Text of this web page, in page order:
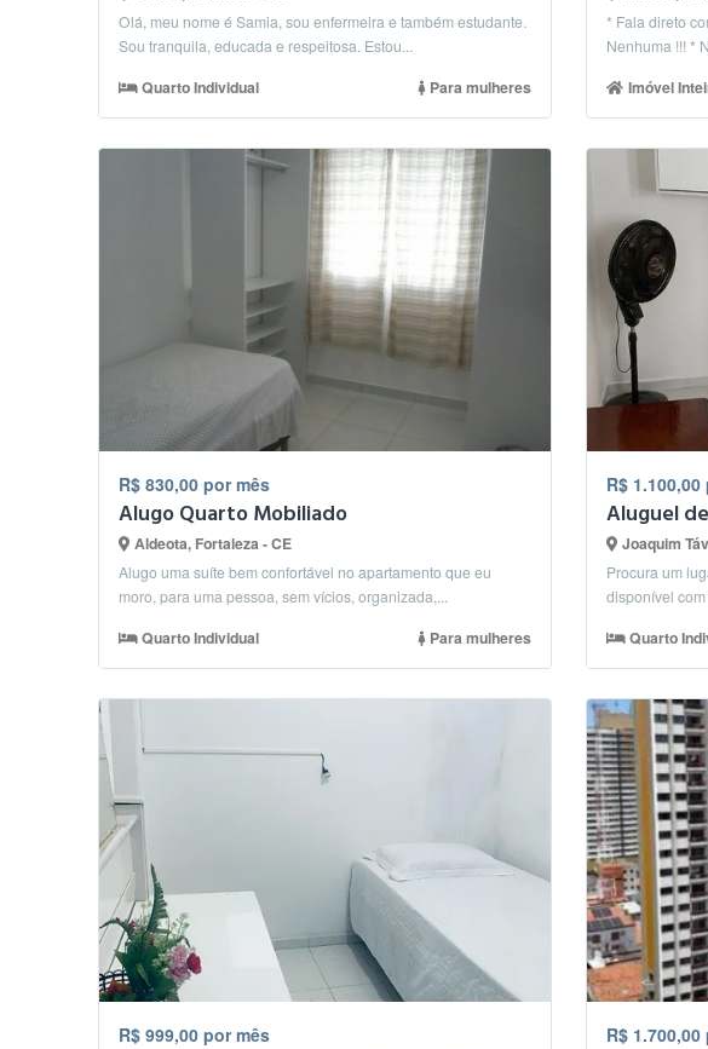
Olá, meu nome é Samia, sou enfermeira e também estudante.
Sou tranquila, educada e respeitosa. Estou...
Quarto Individual Para mulheres
* Fala direto com
Imóvel
R$ 830,00 por mês
Alugo Quarto Mobiliado
Aldeota, Fortaleza - CE
Alugo uma suíte bem confortável no apartamento que eu
moro, para uma pessoa, sem vícios, organizada,...
Quarto Individual Para mulheres
R$
Aluguel
Joaquim
Procura um
disponível
Quarto
R$ 999,00 por mês R$